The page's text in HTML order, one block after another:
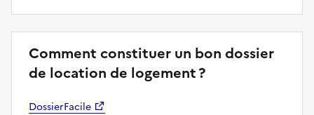
Comment constituer un bon dossier
de location de logement ?
DossierFacile